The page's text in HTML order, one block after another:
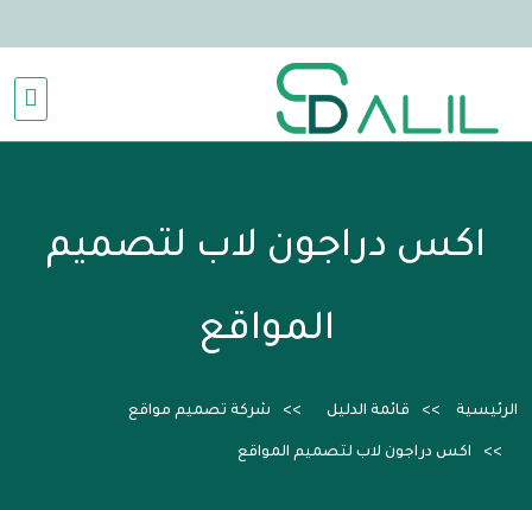
اكس دراجون لاب لتصميم
المواقع
الرئيسية قائمة الدليل شركة تصميم مواقع
اكس دراجون لاب لتصميم المواقع